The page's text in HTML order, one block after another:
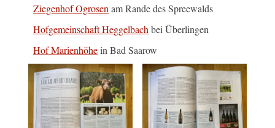
Ziegenhof Ogrosenam Rande des Spreewalds
Hofgemeinschaft Heggelbachbei Überlingen
Hof Marienhöhein Bad Saarow